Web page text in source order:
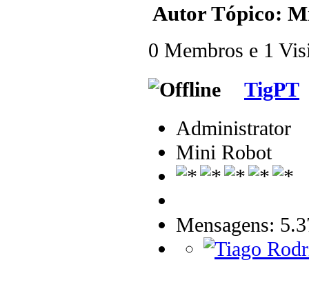
AutorTópico:
0 Membros e 1
TigPT
Administrator
Mini Robot
Mensagens: